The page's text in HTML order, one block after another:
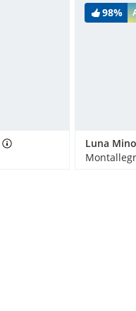
98%